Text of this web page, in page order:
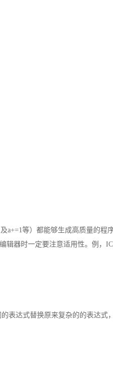
a+=1等）都能够生成高质量的
器时一定要注意适用性。例，
表达式替换原来复杂的的表达式